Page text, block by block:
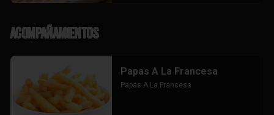
Acompañamientos
Papas A La Francesa
Papas A La Francesa